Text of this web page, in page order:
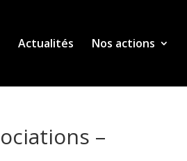
Actualités Nos actions
–